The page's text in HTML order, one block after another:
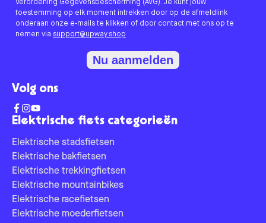
Elektrische fiets categorieën
Elektrische stadsfietsen
Elektrische bakfietsen
Elektrische trekkingfietsen
Elektrische mountainbikes
Elektrische racefietsen
Elektrische moederfietsen
Verordening Gegevensbescherming (AVG). Je kunt jouw
toestemming op elk moment intrekken door op de afmeldlink
onderaan onze e-mails te klikken of door contact met ons op te
nemen via support@upway.shop
Nu aanmelden
Volg ons